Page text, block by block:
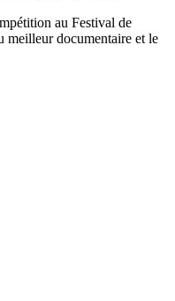
au Festival de
meilleur documentaire et le